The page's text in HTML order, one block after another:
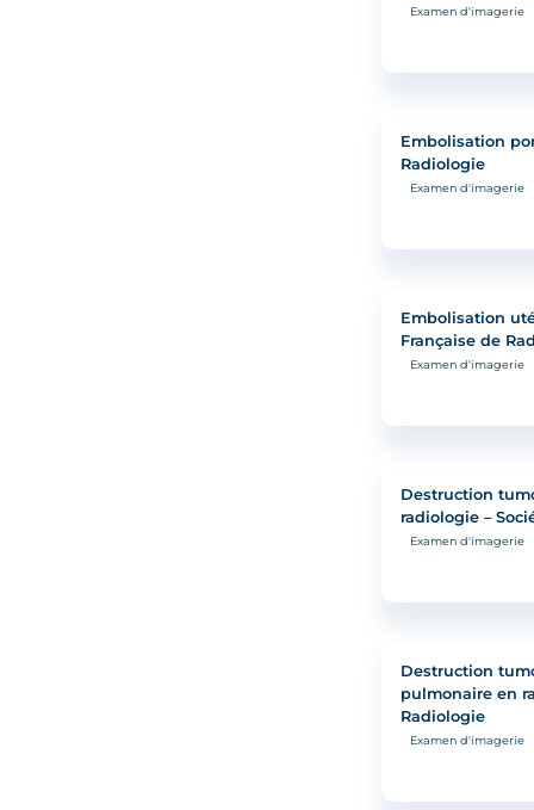
Examen d'imagerie
Embolisation
Radiologie
Examen d'imagerie
Embolisation
Française de
Examen d'imagerie
Destruction
radiologie –
Examen d'imagerie
Destruction
pulmonaire en
Radiologie
Examen d'imagerie